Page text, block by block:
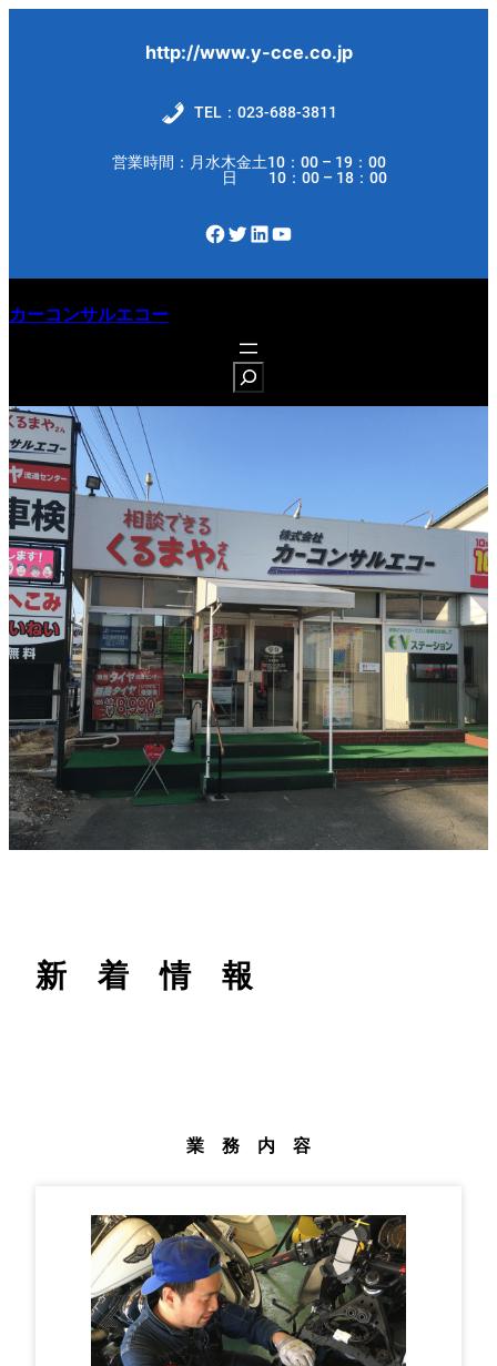
http://www.y-cce.co.jp
TEL：023-688-3811
営業時間：月水木金土10：00 – 19：00
日 10：00 – 18：00
Facebook Twitter LinkedIn YouTube
カーコンサルエコー
e
a
r
c
h
新 着 情 報
業 務 内 容